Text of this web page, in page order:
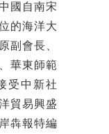
國自南宋
的海洋大
副會長、
華東師範
受中新社
貿易興盛
犇報特編